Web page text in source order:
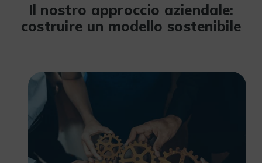
Il nostro approccio aziendale:
costruire un modello sostenibile